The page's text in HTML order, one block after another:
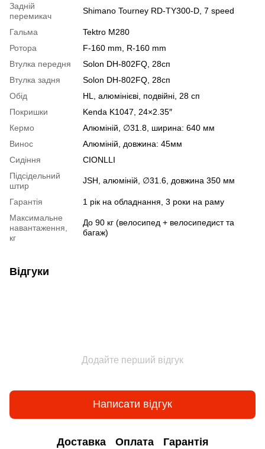
Задній
перемикач
Shimano Tourney RD-TY300-D, 7 speed
Гальма
Tektro M280
Ротора
F-160 mm, R-160 mm
Втулка передня
Solon DH-802FQ, 28сп
Втулка задня
Solon DH-802FQ, 28сп
Обід
HL, алюмінієві, подвійні, 28 сп
Покришки
Kenda K1047, 24×2.35″
Кермо
Алюміній, ∅31.8, ширина: 640 мм
Винос
Алюміній, довжина: 45мм
Сидіння
CIONLLI
Підсідельний
штир
JSH, алюміній, ∅31.6, довжина 350 мм
Гарантія
1 рік на обладнання, 3 роки на раму
Максимальне
навантаження,
кг
До 90 кг (велосипед + велосипедист та
багаж)
Відгуки
Додайте перший відгук
Написати відгук
Доставка Оплата Гарантія